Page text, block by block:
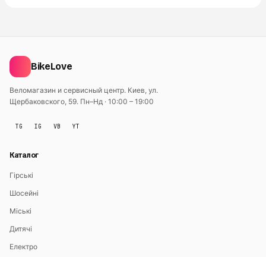
BikeLove
Веломагазин и сервисный центр. Киев, ул.
Щербаковского, 59. Пн–Нд · 10:00 – 19:00
TG IG VB YT
Каталог
Гірські
Шосейні
Міські
Дитячі
Електро